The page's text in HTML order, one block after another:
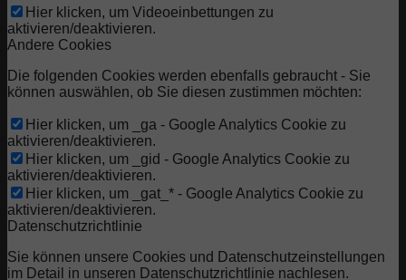
Hier klicken, um Videoeinbettungen zu
aktivieren/deaktivieren.
Andere Cookies
Die folgenden Cookies werden ebenfalls gebraucht - Sie
können auswählen, ob Sie diesen zustimmen möchten:
Hier klicken, um _ga - Google Analytics Cookie zu
aktivieren/deaktivieren.
Hier klicken, um _gid - Google Analytics Cookie zu
aktivieren/deaktivieren.
Hier klicken, um _gat_* - Google Analytics Cookie zu
aktivieren/deaktivieren.
Datenschutzrichtlinie
Sie können unsere Cookies und Datenschutzeinstellungen
im Detail in unseren Datenschutzrichtlinie nachlesen.